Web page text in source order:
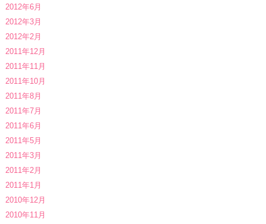
2012年6月
2012年3月
2012年2月
2011年12月
2011年11月
2011年10月
2011年8月
2011年7月
2011年6月
2011年5月
2011年3月
2011年2月
2011年1月
2010年12月
2010年11月